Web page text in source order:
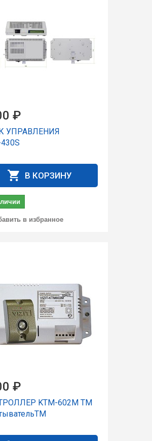
₽
УПРАВЛЕНИЯ
В КОРЗИНУ
в избранное
₽
KTM-602M ТМ